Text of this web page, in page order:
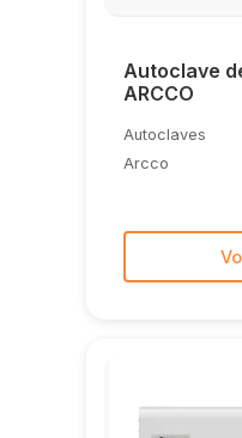
Autoclave
ARCCO
Autoclaves
Arcco